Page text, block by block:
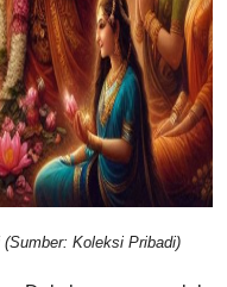
Koleksi Pribadi)